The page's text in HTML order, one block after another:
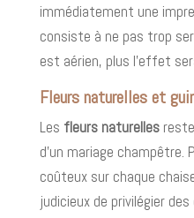
immédiatement une
consiste à ne pas trop
est aérien, plus l’effet
Fleurs naturelles et
Les fleurs naturelles
d’un mariage
coûteux sur chaque
judicieux de privilégier